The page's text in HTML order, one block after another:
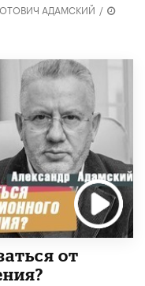
АДАМСКИЙ /
от